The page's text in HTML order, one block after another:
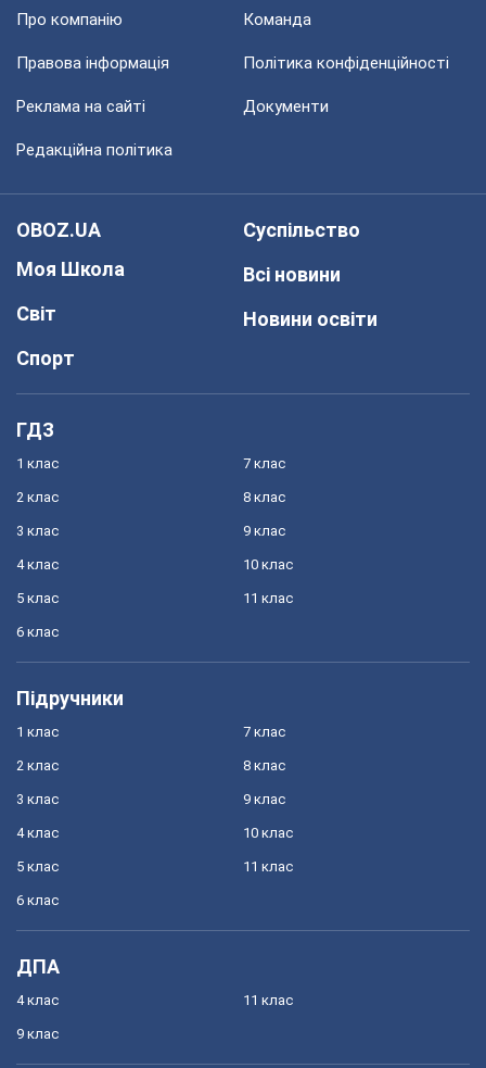
Про компанію Команда
Правова інформація Політика конфіденційності
Реклама на сайті Документи
Редакційна політика
OBOZ.UA
Моя Школа
Світ
Спорт
Суспільство
Всі новини
Новини освіти
ГДЗ
1 клас
2 клас
3 клас
4 клас
5 клас
6 клас
7 клас
8 клас
9 клас
10 клас
11 клас
Підручники
1 клас
2 клас
3 клас
4 клас
5 клас
6 клас
7 клас
8 клас
9 клас
10 клас
11 клас
ДПА
4 клас
9 клас
11 клас